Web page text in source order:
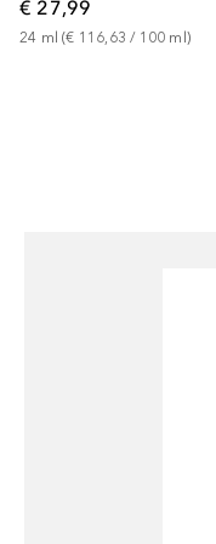
€ 27,99
24 ml (€ 116,63 / 100 ml )